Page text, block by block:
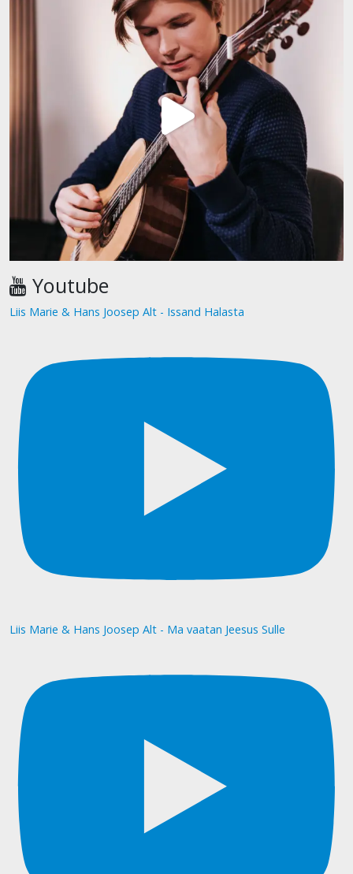
Youtube
Liis Marie & Hans Joosep Alt - Issand Halasta
Liis Marie & Hans Joosep Alt - Ma vaatan Jeesus Sulle